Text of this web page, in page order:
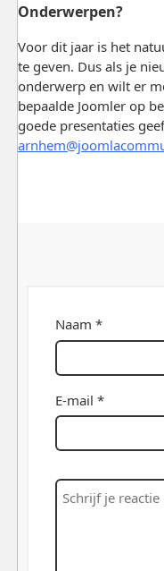
Onderwerpen?
Voor dit jaar is het
te geven. Dus als je
onderwerp en wilt er
bepaalde Joomler op
goede presentaties
Naam *
E-mail *